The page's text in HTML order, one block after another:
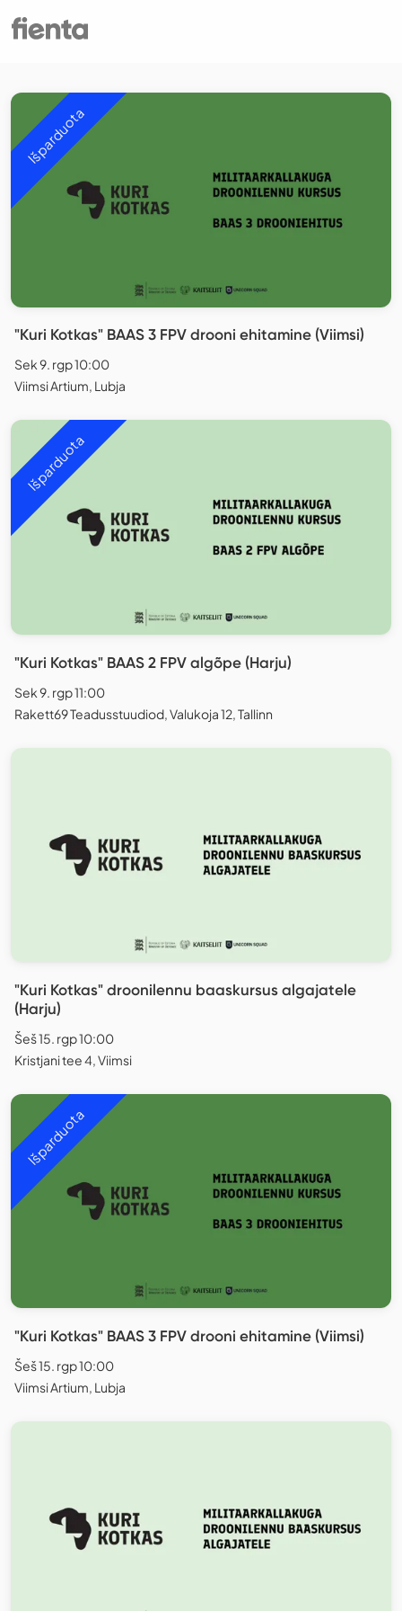
Išparduota
"Kuri Kotkas" BAAS 3 FPV drooni ehitamine (Viimsi)
Sek 9. rgp 10:00
Viimsi Artium, Lubja
Išparduota
"Kuri Kotkas" BAAS 2 FPV algõpe (Harju)
Sek 9. rgp 11:00
Rakett69 Teadusstuudiod, Valukoja 12, Tallinn
"Kuri Kotkas" droonilennu baaskursus algajatele
(Harju)
Šeš 15. rgp 10:00
Kristjani tee 4, Viimsi
Išparduota
"Kuri Kotkas" BAAS 3 FPV drooni ehitamine (Viimsi)
Šeš 15. rgp 10:00
Viimsi Artium, Lubja